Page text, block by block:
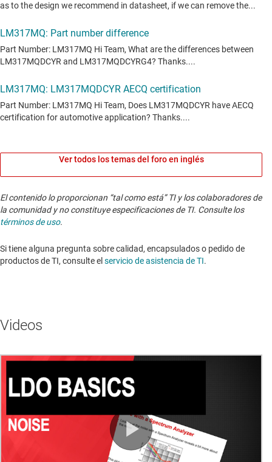
Ver todos los temas del foro en inglés
El contenido lo proporcionan “tal como está” TI y los colaboradores de
la comunidad y no constituye especificaciones de TI. Consulte los
términos de uso.
Si tiene alguna pregunta sobre calidad, encapsulados o pedido de
productos de TI, consulte el servicio de asistencia de TI. ​​​​​​​​​​​​​​
Videos